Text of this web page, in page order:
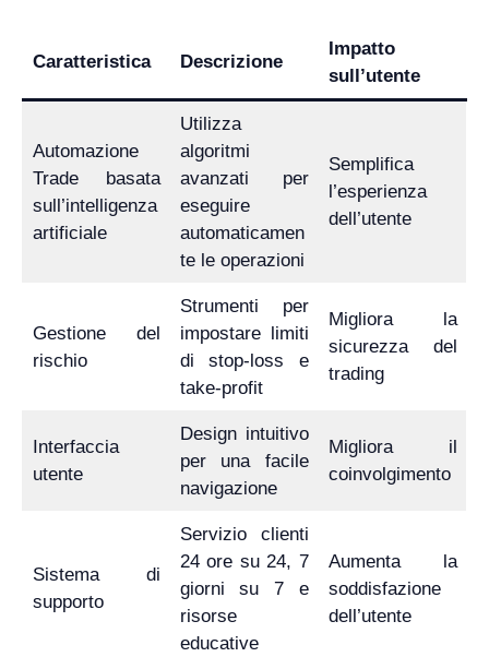
Caratteristica Descrizione
Impatto
sull’utente
Automazione
Trade basata
sull’intelligenza
artificiale
Utilizza
algoritmi
avanzati per
eseguire
automaticamen
te le operazioni
Semplifica
l’esperienza
dell’utente
Gestione del
rischio
Strumenti per
impostare limiti
di stop-loss e
take-profit
Migliora la
sicurezza del
trading
Interfaccia
utente
Design intuitivo
per una facile
navigazione
Migliora il
coinvolgimento
Sistema di
supporto
Servizio clienti
24 ore su 24, 7
giorni su 7 e
risorse
educative
Aumenta la
soddisfazione
dell’utente